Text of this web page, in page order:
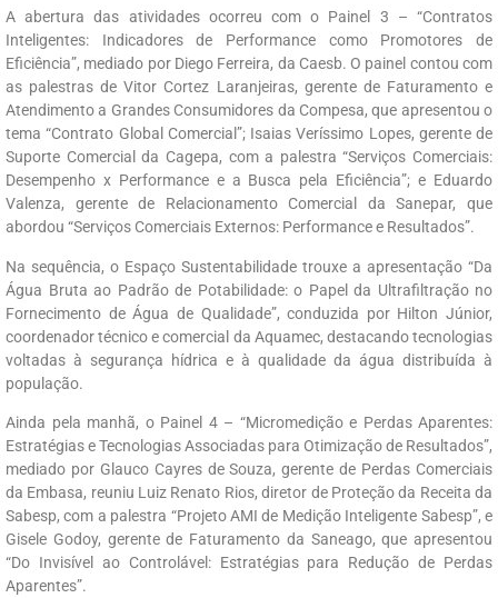
A abertura das atividades ocorreu com o Painel 3 – “Contratos
Inteligentes: Indicadores de Performance como Promotores de
Eficiência”, mediado por Diego Ferreira, da Caesb. O painel contou com
as palestras de Vitor Cortez Laranjeiras, gerente de Faturamento e
Atendimento a Grandes Consumidores da Compesa, que apresentou o
tema “Contrato Global Comercial”; Isaias Veríssimo Lopes, gerente de
Suporte Comercial da Cagepa, com a palestra “Serviços Comerciais:
Desempenho x Performance e a Busca pela Eficiência”; e Eduardo
Valenza, gerente de Relacionamento Comercial da Sanepar, que
abordou “Serviços Comerciais Externos: Performance e Resultados”.
Na sequência, o Espaço Sustentabilidade trouxe a apresentação “Da
Água Bruta ao Padrão de Potabilidade: o Papel da Ultrafiltração no
Fornecimento de Água de Qualidade”, conduzida por Hilton Júnior,
coordenador técnico e comercial da Aquamec, destacando tecnologias
voltadas à segurança hídrica e à qualidade da água distribuída à
população.
Ainda pela manhã, o Painel 4 – “Micromedição e Perdas Aparentes:
Estratégias e Tecnologias Associadas para Otimização de Resultados”,
mediado por Glauco Cayres de Souza, gerente de Perdas Comerciais
da Embasa, reuniu Luiz Renato Rios, diretor de Proteção da Receita da
Sabesp, com a palestra “Projeto AMI de Medição Inteligente Sabesp”, e
Gisele Godoy, gerente de Faturamento da Saneago, que apresentou
“Do Invisível ao Controlável: Estratégias para Redução de Perdas
Aparentes”.